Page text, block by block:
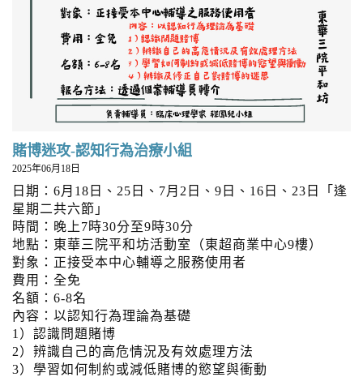
賭博迷攻-認知行為治療小組
2025年06月18日
日期：6月18日、25日、7月2日、9日、16日、23日「逢
星期二共六節」
時間：晚上7時30分至9時30分
地點：東華三院平和坊活動室（東超商業中心9樓）
對象：正接受本中心輔導之服務使用者
費用：全免
名額：6-8名
內容：以認知行為理論為基礎
1）認識問題賭博
2）辨識自己的高危情況及有效處理方法
3）學習如何制約或減低賭博的慾望與衝動